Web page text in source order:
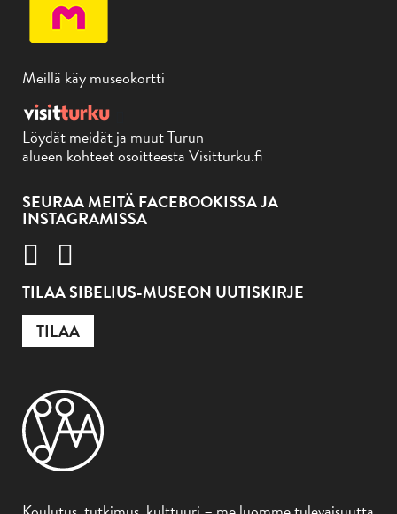
Meillä käy museokortti
Löydät meidät ja muut Turun
alueen kohteet osoitteesta Visitturku.fi
SEURAA MEITÄ FACEBOOKISSA JA
INSTAGRAMISSA
TILAA SIBELIUS-MUSEON UUTISKIRJE
TILAA